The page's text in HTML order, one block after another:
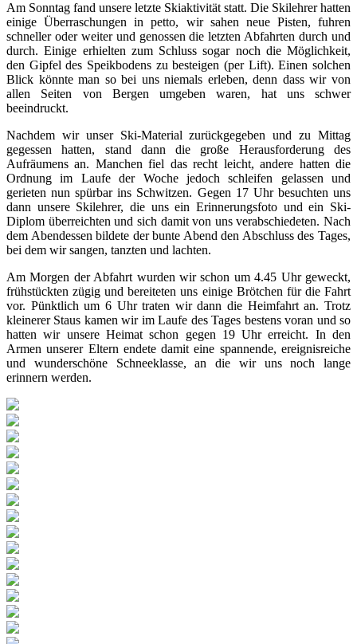
Am Sonntag fand unsere letzte Skiaktivität statt. Die Skilehrer hatten
einige Überraschungen in petto, wir sahen neue Pisten, fuhren
schneller oder weiter und genossen die letzten Abfahrten durch und
durch. Einige erhielten zum Schluss sogar noch die Möglichkeit,
den Gipfel des Speikbodens zu besteigen (per Lift). Einen solchen
Blick könnte man so bei uns niemals erleben, denn dass wir von
allen Seiten von Bergen umgeben waren, hat uns schwer
beeindruckt.
Nachdem wir unser Ski-Material zurückgegeben und zu Mittag
gegessen hatten, stand dann die große Herausforderung des
Aufräumens an. Manchen fiel das recht leicht, andere hatten die
Ordnung im Laufe der Woche jedoch schleifen gelassen und
gerieten nun spürbar ins Schwitzen. Gegen 17 Uhr besuchten uns
dann unsere Skilehrer, die uns ein Erinnerungsfoto und ein Ski-
Diplom überreichten und sich damit von uns verabschiedeten. Nach
dem Abendessen bildete der bunte Abend den Abschluss des Tages,
bei dem wir sangen, tanzten und lachten.
Am Morgen der Abfahrt wurden wir schon um 4.45 Uhr geweckt,
frühstückten zügig und bereiteten uns einige Brötchen für die Fahrt
vor. Pünktlich um 6 Uhr traten wir dann die Heimfahrt an. Trotz
kleinerer Staus kamen wir im Laufe des Tages bestens voran und so
hatten wir unsere Heimat schon gegen 19 Uhr erreicht. In den
Armen unserer Eltern endete damit eine spannende, ereignisreiche
und wunderschöne Schneeklasse, an die wir uns noch lange
erinnern werden.